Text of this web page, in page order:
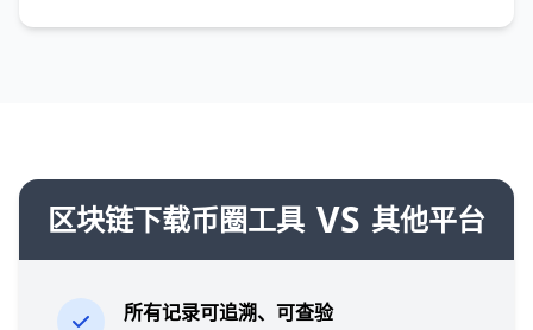
区块链下载币圈工具 VS 其他平台
所有记录可追溯、可查验